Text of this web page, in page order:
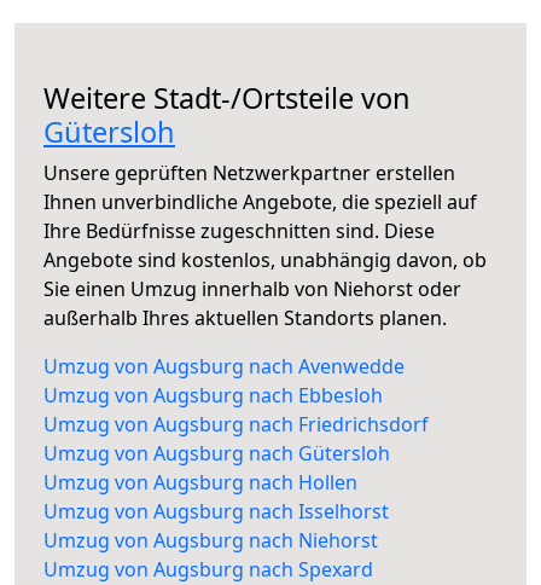
Weitere Stadt-/Ortsteile von
Gütersloh
Unsere geprüften Netzwerkpartner erstellen
Ihnen unverbindliche Angebote, die speziell auf
Ihre Bedürfnisse zugeschnitten sind. Diese
Angebote sind kostenlos, unabhängig davon, ob
Sie einen Umzug innerhalb von Niehorst oder
außerhalb Ihres aktuellen Standorts planen.
Umzug von Augsburg nach Avenwedde
Umzug von Augsburg nach Ebbesloh
Umzug von Augsburg nach Friedrichsdorf
Umzug von Augsburg nach Gütersloh
Umzug von Augsburg nach Hollen
Umzug von Augsburg nach Isselhorst
Umzug von Augsburg nach Niehorst
Umzug von Augsburg nach Spexard